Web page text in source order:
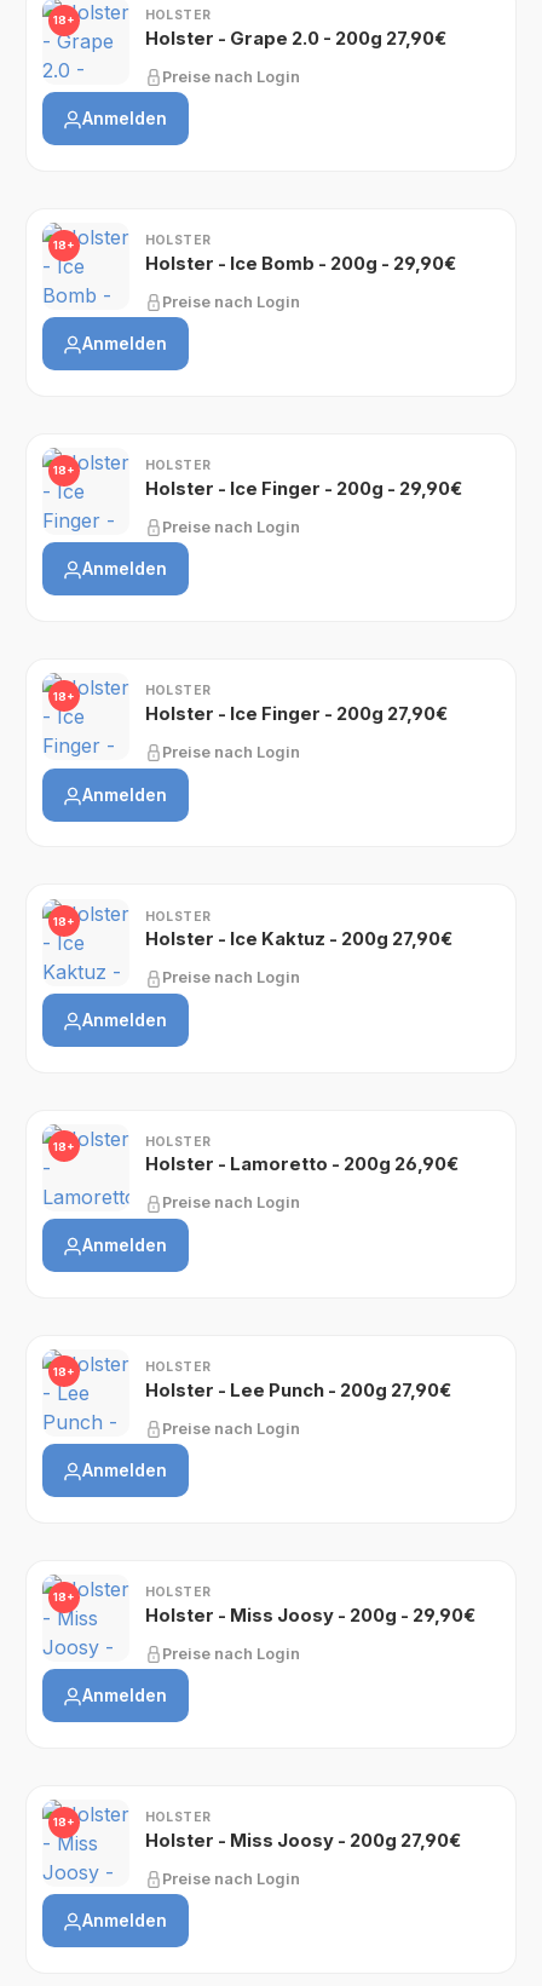
18+ HOLSTER
Holster - Grape 2.0 - 200g 27,90€
Preise nach Login
Anmelden
18+ HOLSTER
Holster - Ice Bomb - 200g - 29,90€
Preise nach Login
Anmelden
18+ HOLSTER
Holster - Ice Finger - 200g - 29,90€
Preise nach Login
Anmelden
18+ HOLSTER
Holster - Ice Finger - 200g 27,90€
Preise nach Login
Anmelden
18+ HOLSTER
Holster - Ice Kaktuz - 200g 27,90€
Preise nach Login
Anmelden
18+ HOLSTER
Holster - Lamoretto - 200g 26,90€
Preise nach Login
Anmelden
18+ HOLSTER
Holster - Lee Punch - 200g 27,90€
Preise nach Login
Anmelden
18+ HOLSTER
Holster - Miss Joosy - 200g - 29,90€
Preise nach Login
Anmelden
18+ HOLSTER
Holster - Miss Joosy - 200g 27,90€
Preise nach Login
Anmelden